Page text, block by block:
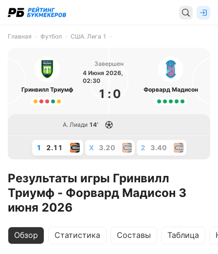
Главная Футбол США. Лига 1
Гринвилл Триумф
Завершен
4 Июня 2026,
02:30
1 : 0 Форвард Мадисон
А. Лиади 14’
1 2.11 X 3.20 2 3.40
Результаты игры Гринвилл
Триумф - Форвард Мадисон 3
июня 2026
Обзор Статистика Составы Таблица